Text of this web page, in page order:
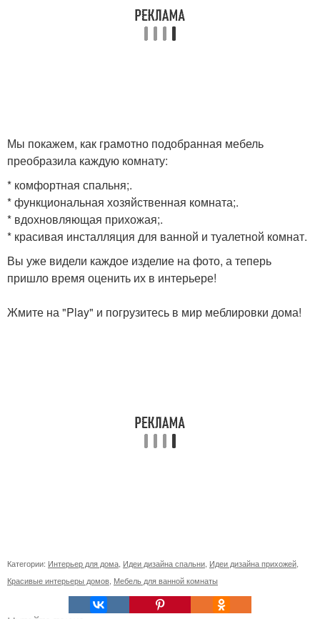
Мы покажем, как грамотно подобранная мебель
преобразила каждую комнату:
* комфортная спальня;.
* функциональная хозяйственная комната;.
* вдохновляющая прихожая;.
* красивая инсталляция для ванной и туалетной комнат.
Вы уже видели каждое изделие на фото, а теперь
пришло время оценить их в интерьере!
Жмите на "Play" и погрузитесь в мир меблировки дома!
Категории: Интерьер для дома Идеи дизайна спальни Идеи дизайна прихожей
Красивые интерьеры домов Мебель для ванной комнаты